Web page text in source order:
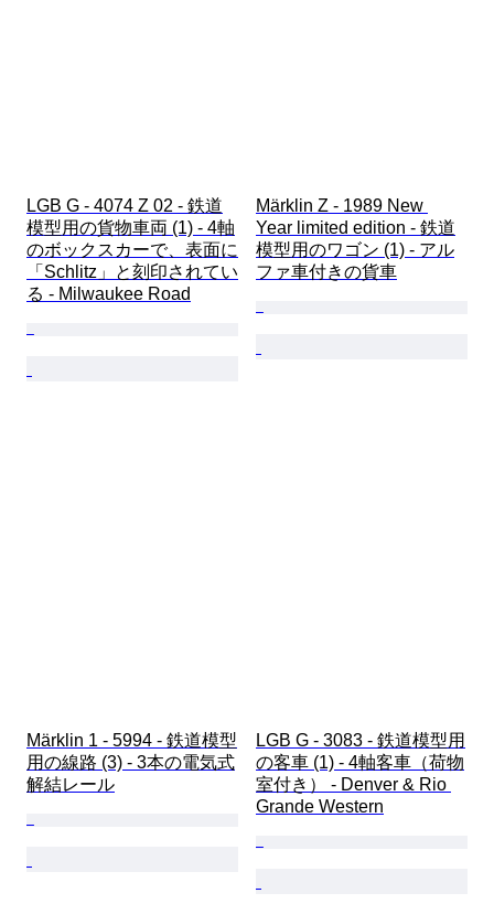
LGB G - 4074 Z 02 - 鉄道
模型用の貨物車両 (1) - 4軸
のボックスカーで、表面に
「Schlitz」と刻印されてい
る - Milwaukee Road
Märklin Z - 1989 New
Year limited edition - 鉄道
模型用のワゴン (1) - アル
ファ車付きの貨車
Märklin 1 - 5994 - 鉄道模型
用の線路 (3) - 3本の電気式
解結レール
LGB G - 3083 - 鉄道模型用
の客車 (1) - 4軸客車（荷物
室付き） - Denver & Rio
Grande Western